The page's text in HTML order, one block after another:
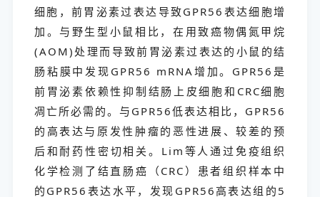
细胞，前胃泌素过表达导致GPR56表达细胞增
加。与野生型小鼠相比，在用致癌物偶氮甲烷
(AOM)处理而导致前胃泌素过表达的小鼠的结
肠粘膜中发现GPR56 mRNA增加。GPR56是
前胃泌素依赖性抑制结肠上皮细胞和CRC细胞
凋亡所必需的。与GPR56低表达相比，GPR56
的高表达与原发性肿瘤的恶性进展、较差的预
后和耐药性密切相关。Lim等人通过免疫组织
化学检测了结直肠癌（CRC）患者组织样本中
的GPR56表达水平，发现GPR56高表达组的5